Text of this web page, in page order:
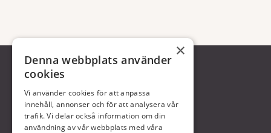
×
Denna webbplats använder
cookies
Vi använder cookies för att anpassa
innehåll, annonser och för att analysera vår
trafik. Vi delar också information om din
användning av vår webbplats med våra